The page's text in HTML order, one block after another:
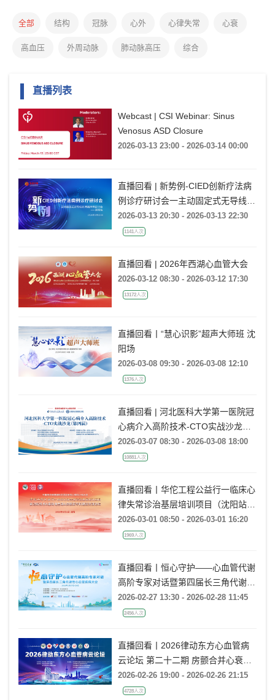
全部 结构 冠脉 心外 心律失常 心衰
高血压 外周动脉 肺动脉高压 综合
直播列表
Webcast | CSI Webinar: Sinus
Venosus ASD Closure
2026-03-13 23:00 - 2026-03-14 00:00
直播回看 | 新势例-CIED创新疗法病
例诊疗研讨会一主动固定式无导线起
搏器病例研讨会一湖南站
2026-03-13 20:30 - 2026-03-13 22:30
1141人次
直播回看 | 2026年西湖心血管大会
2026-03-12 08:30 - 2026-03-12 17:30
13172人次
直播回看丨“慧心识影”超声大师班 沈
阳场
2026-03-08 09:30 - 2026-03-08 12:10
1376人次
直播回看 | 河北医科大学第一医院冠
心病介入高阶技术-CTO实战沙龙
（第四届）
2026-03-07 08:30 - 2026-03-08 18:00
10881人次
直播回看丨华佗工程公益行一临床心
律失常诊治基层培训项目（沈阳站）
前沿新技术&基础电生理&房颤亚专
科建设交流论坛
2026-03-01 08:50 - 2026-03-01 16:20
1969人次
直播回看丨恒心守护——心血管代谢
高阶专家对话暨第四届长三角代谢性
心血管疾病大会
2026-02-27 13:30 - 2026-02-28 11:45
2456人次
直播回看丨2026律动东方心血管病
云论坛 第二十二期 房颤合并心衰的
导管消融治疗
2026-02-26 19:00 - 2026-02-26 21:15
4728人次